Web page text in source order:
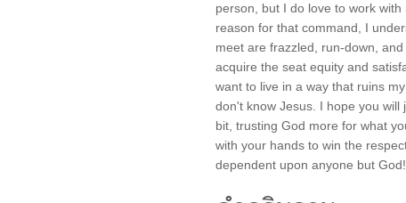
person, but I do love to work
reason for that command, I
meet are frazzled, run-down,
acquire the seat equity and
want to live in a way that ruins
don't know Jesus. I hope you
bit, trusting God more for what
with your hands to win the
dependent upon anyone but God!